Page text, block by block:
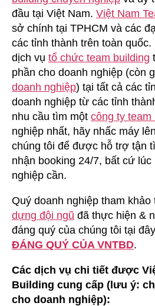
đầu tại Việt Nam. Việt Nam
sở chính tại TPHCM và các
các tỉnh thành trên toàn
dịch vụ tổ chức team building
phần cho doanh nghiệp (còn
doanh nghiệp) tại tất cả các
doanh nghiệp từ các tỉnh
nhu cầu tìm một công ty team
nghiệp nhất, hãy nhấc máy
chúng tôi để được hỗ trợ tận
nhận booking 24/7, bất cứ lúc
nghiệp cần.
Quý doanh nghiệp tham khảo
dựng đội ngũ đã thực hiện &
đáng quý của chúng tôi tại
ĐÁNG QUÝ CỦA VNTBD.
Các dịch vụ chi tiết được
Building cung cấp (lưu ý:
cho doanh nghiệp):